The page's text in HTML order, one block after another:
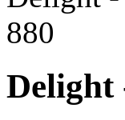
Delight